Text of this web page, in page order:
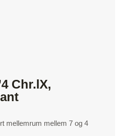
Chr.lX,
mellemrum mellem 7 og 4